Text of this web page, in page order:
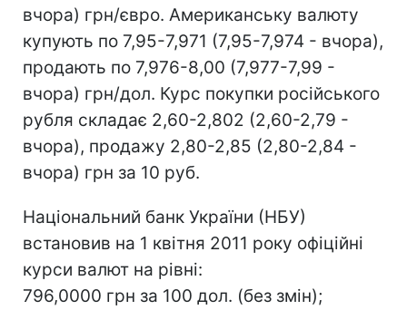
вчора) грн/євро. Американську валюту
купують по 7,95-7,971 (7,95-7,974 - вчора),
продають по 7,976-8,00 (7,977-7,99 -
вчора) грн/дол. Курс покупки російського
рубля складає 2,60-2,802 (2,60-2,79 -
вчора), продажу 2,80-2,85 (2,80-2,84 -
вчора) грн за 10 руб.
Національний банк України (НБУ)
встановив на 1 квітня 2011 року офіційні
курси валют на рівні:
796,0000 грн за 100 дол. (без змін);